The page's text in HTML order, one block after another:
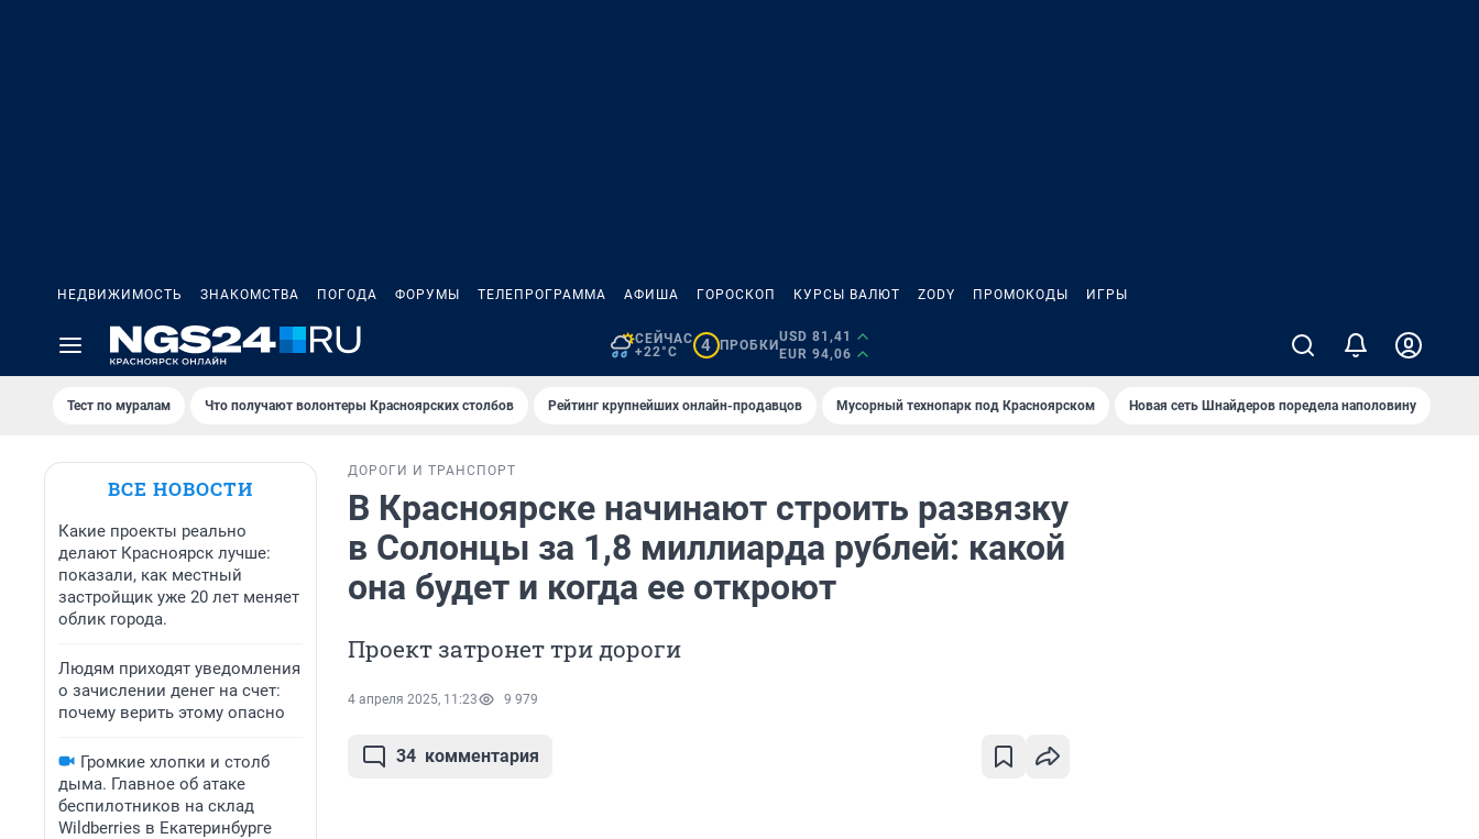
НЕДВИЖИМОСТЬ ЗНАКОМСТВА ПОГОДА ФОРУМЫ ТЕЛЕПРОГРАММА АФИША ГОРОСКОП КУРСЫ ВАЛЮТ ZODY ПРОМОКОДЫ ИГРЫ
СЕЙЧАС
+22°C
4 ПРОБКИ
USD 81,41
EUR 94,06
Тест по мурaлaм Что получают волонтеры Красноярских столбов Рейтинг крупнейших онлайн-продавцов Мусорный технопарк под Крaсноярском Новая сеть Шнайдеров поредела наполовину
ВСЕ НОВОСТИ
Какие проекты реально
делают Красноярск лучше:
показали, как местный
застройщик уже 20 лет меняет
облик города.
Людям приходят уведомления
о зачислении денег на счет:
почему верить этому опасно
Громкие хлопки и столб
дыма. Главное об атаке
беспилотников на склад
Wildberries в Екатеринбурге
ДОРОГИ И ТРАНСПОРТ
В Красноярске начинают строить развязку
в Солонцы за 1,8 миллиарда рублей: какой
она будет и когда ее откроют
Проект затронет три дороги
4 апреля 2025, 11:23 9 979
34 комментария